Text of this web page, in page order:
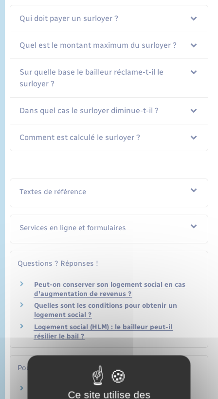
Qui doit payer un surloyer ?
Quel est le montant maximum du surloyer ?
Sur quelle base le bailleur réclame-t-il le
surloyer ?
Dans quel cas le surloyer diminue-t-il ?
Comment est calculé le surloyer ?
Textes de référence
Services en ligne et formulaires
Questions ? Réponses !
Peut-on conserver son logement social en cas
d'augmentation de revenus ?
Quelles sont les conditions pour obtenir un
logement social ?
Logement social (HLM) : le bailleur peut-il
résilier le bail ?
Pour en savoir plus
Périmètre des zones de revitalisation rurale
Ce site utilise des